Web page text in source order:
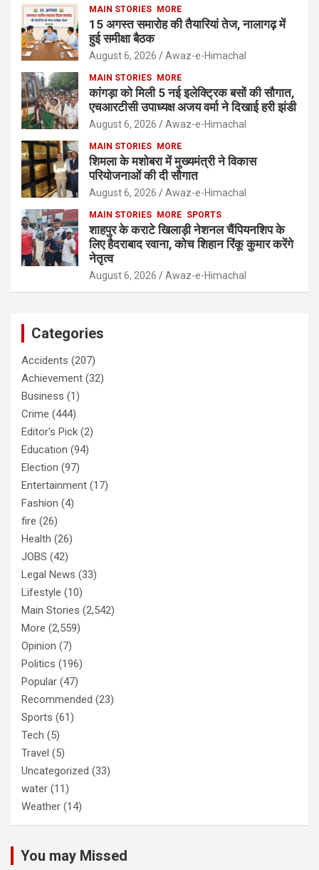
MAIN STORIES MORE
15 अगस्त समारोह की तैयारियां तेज, नालागढ़ में
हुई समीक्षा बैठक
August 6, 2026 Awaz-e-Himachal
MAIN STORIES MORE
कांगड़ा को मिली 5 नई इलेक्ट्रिक बसों की सौगात,
एचआरटीसी उपाध्यक्ष अजय वर्मा ने दिखाई हरी झंडी
August 6, 2026 Awaz-e-Himachal
MAIN STORIES MORE
शिमला के मशोबरा में मुख्यमंत्री ने विकास
परियोजनाओं की दी सौगात
August 6, 2026 Awaz-e-Himachal
MAIN STORIES MORE SPORTS
शाहपुर के कराटे खिलाड़ी नेशनल चैंपियनशिप के
लिए हैदराबाद रवाना, कोच शिहान रिंकू कुमार करेंगे
नेतृत्व
August 6, 2026 Awaz-e-Himachal
Categories
Accidents (207)
Achievement (32)
Business (1)
Crime (444)
Editor's Pick (2)
Education (94)
Election (97)
Entertainment (17)
Fashion (4)
fire (26)
Health (26)
JOBS (42)
Legal News (33)
Lifestyle (10)
Main Stories (2,542)
More (2,559)
Opinion (7)
Politics (196)
Popular (47)
Recommended (23)
Sports (61)
Tech (5)
Travel (5)
Uncategorized (33)
water (11)
Weather (14)
You may Missed